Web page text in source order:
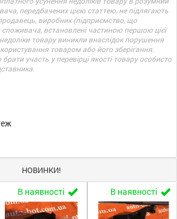
передбачених цією статтею, не підлягають
виробник (підприємство, що
встановлені частиною першою цієї
товару виникли внаслідок порушення
товаром або його зберігання.
участь у перевірці якості товару особисто
НОВИНКИ!
В наявності В наявності